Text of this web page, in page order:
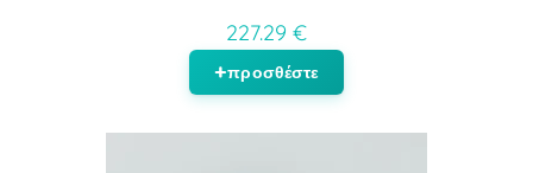
227.29 €
προσθέστε